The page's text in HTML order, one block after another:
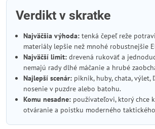
Verdikt v skratke
Najväčšia výhoda: tenká čepeľ reže
materiály lepšie než mnohé robustnejšie
Najväčší limit: drevená rukoväť a
nemajú rady dlhé máčanie a hrubé
Najlepší scenár: piknik, huby, chata, výlet,
nosenie v puzdre alebo batohu.
Komu nesadne: používateľovi, ktorý chce
otváranie a poistku moderného